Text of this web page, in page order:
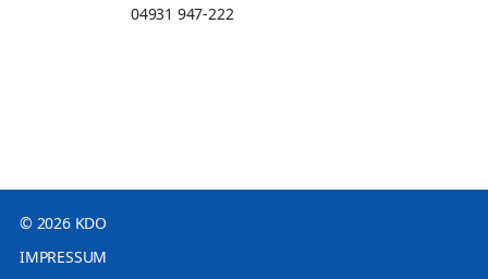
04931 947-222
© 2026 KDO
IMPRESSUM